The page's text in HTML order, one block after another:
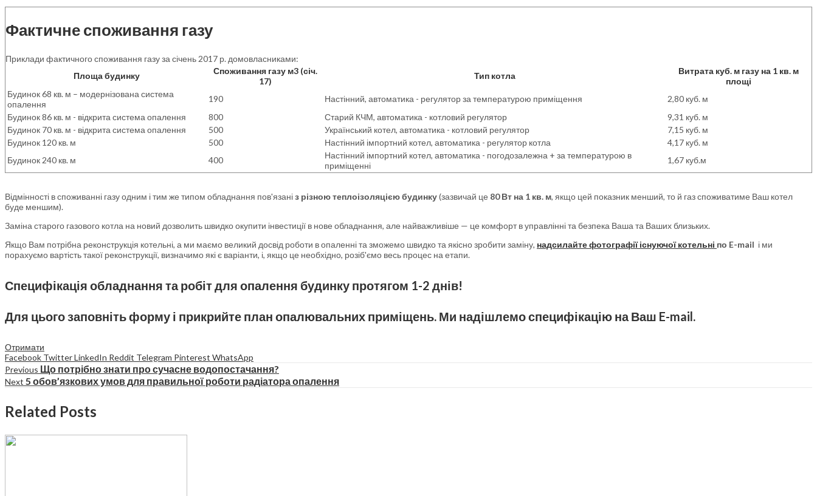
Фактичне споживання газу
Приклади фактичного споживання газу за січень 2017 р. домовласниками:
Площа будинку
Споживання газу м3 (січ.
17)
Тип котла
Витрата куб. м газу на 1 кв. м
площі
Будинок 68 кв. м – модернізована система
опалення
190 Настінний, автоматика - регулятор за температурою приміщення
2,80 куб. м
Будинок 86 кв. м - відкрита система опалення
800 Старий КЧМ, автоматика - котловий регулятор
9,31 куб. м
Будинок 70 кв. м - відкрита система опалення
500 Український котел, автоматика - котловий регулятор
7,15 куб. м
Будинок 120 кв. м
500 Настінний імпортний котел, автоматика - регулятор котла
4,17 куб. м
Будинок 240 кв. м
400
Настінний імпортний котел, автоматика - погодозалежна + за температурою в
приміщенні
1,67 куб.м
Відмінності в споживанні газу одним і тим же типом обладнання пов'язаніз різною теплоізоляцією будинку(зазвичай це 80 Вт на 1 кв. м, якщо цей показник менший, то й газ споживатиме Ваш котел
буде меншим).
Заміна старого газового котла на новий дозволить швидко окупити інвестиції в нове обладнання, але найважливіше — це комфорт в управлінні та безпека Ваша та Ваших близьких.
Якщо Вам потрібна реконструкція котельні, а ми маємо великий досвід роботи в опаленні та зможемо швидко та якісно зробити заміну, надсилайте фотографії існуючої котельні по E-mail і ми
порахуємо вартість такої реконструкції, визначимо які є варіанти, і, якщо це необхідно, розіб'ємо весь процес на етапи.
Специфікація обладнання та робіт для опалення будинку протягом 1-2 днів!
Для цього заповніть форму і прикрийте план опалювальних приміщень. Ми надішлемо специфікацію на Ваш E-mail.
Отримати
Facebook TwitterLinkedIn Reddit Telegram Pinterest WhatsApp
Previous Що потрібно знати про сучасне водопостачання?
Next 5 обов’язкових умов для правильної роботи радіатора опалення
Related Posts